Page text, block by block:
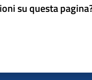
su questa